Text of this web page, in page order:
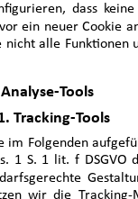
dass
ein neuer Cookie
nicht alle Funktionen
Tools
Tracking-Tools
im Folgenden
1 S. 1 lit. f DSGVO
wir die Tracking-